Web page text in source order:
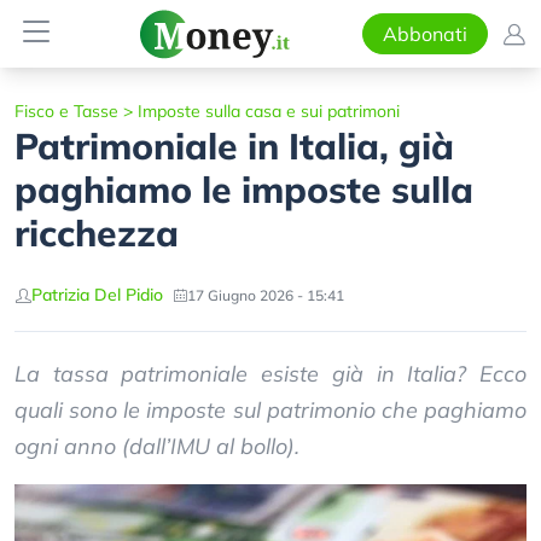
Abbonati
Fisco e Tasse > Imposte sulla casa e sui patrimoni
Patrimoniale in Italia, già
paghiamo le imposte sulla
ricchezza
Patrizia Del Pidio 17 Giugno 2026 - 15:41
La tassa patrimoniale esiste già in Italia? Ecco
quali sono le imposte sul patrimonio che paghiamo
ogni anno (dall’IMU al bollo).